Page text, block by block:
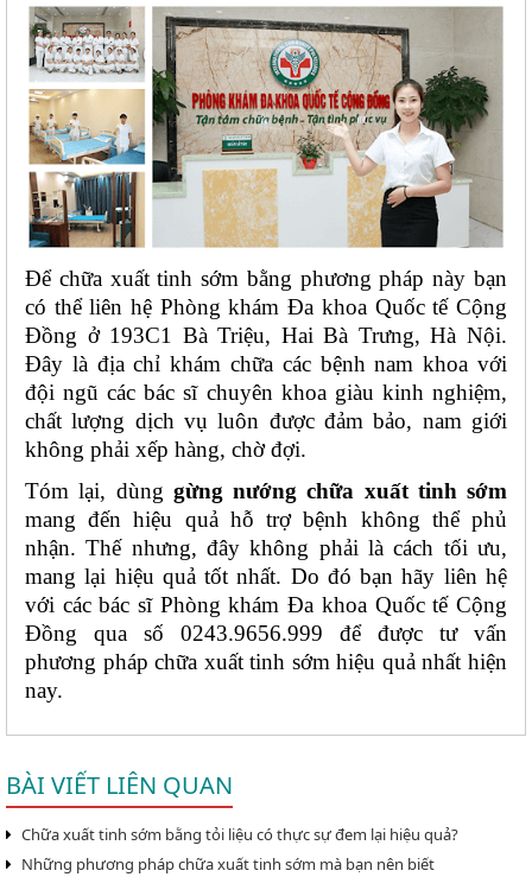
Để chữa xuất tinh sớm bằng phương pháp này bạn
có thể liên hệ Phòng khám Đa khoa Quốc tế Cộng
Đồng ở 193C1 Bà Triệu, Hai Bà Trưng, Hà Nội.
Đây là địa chỉ khám chữa các bệnh nam khoa với
đội ngũ các bác sĩ chuyên khoa giàu kinh nghiệm,
chất lượng dịch vụ luôn được đảm bảo, nam giới
không phải xếp hàng, chờ đợi.
Tóm lại, dùng gừng nướng chữa xuất tinh sớm
mang đến hiệu quả hỗ trợ bệnh không thể phủ
nhận. Thế nhưng, đây không phải là cách tối ưu,
mang lại hiệu quả tốt nhất. Do đó bạn hãy liên hệ
với các bác sĩ Phòng khám Đa khoa Quốc tế Cộng
Đồng qua số 0243.9656.999 để được tư vấn
phương pháp chữa xuất tinh sớm hiệu quả nhất hiện
nay.
BÀI VIẾT LIÊN QUAN
Chữa xuất tinh sớm bằng tỏi liệu có thực sự đem lại hiệu quả?
Những phương pháp chữa xuất tinh sớm mà bạn nên biết